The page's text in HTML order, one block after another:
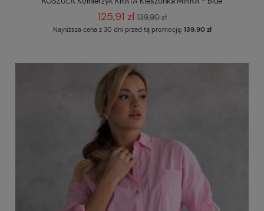
125,91 zł139,90 zł
Najniższa cena z 30 dni przed tą promocją: 139,90 zł